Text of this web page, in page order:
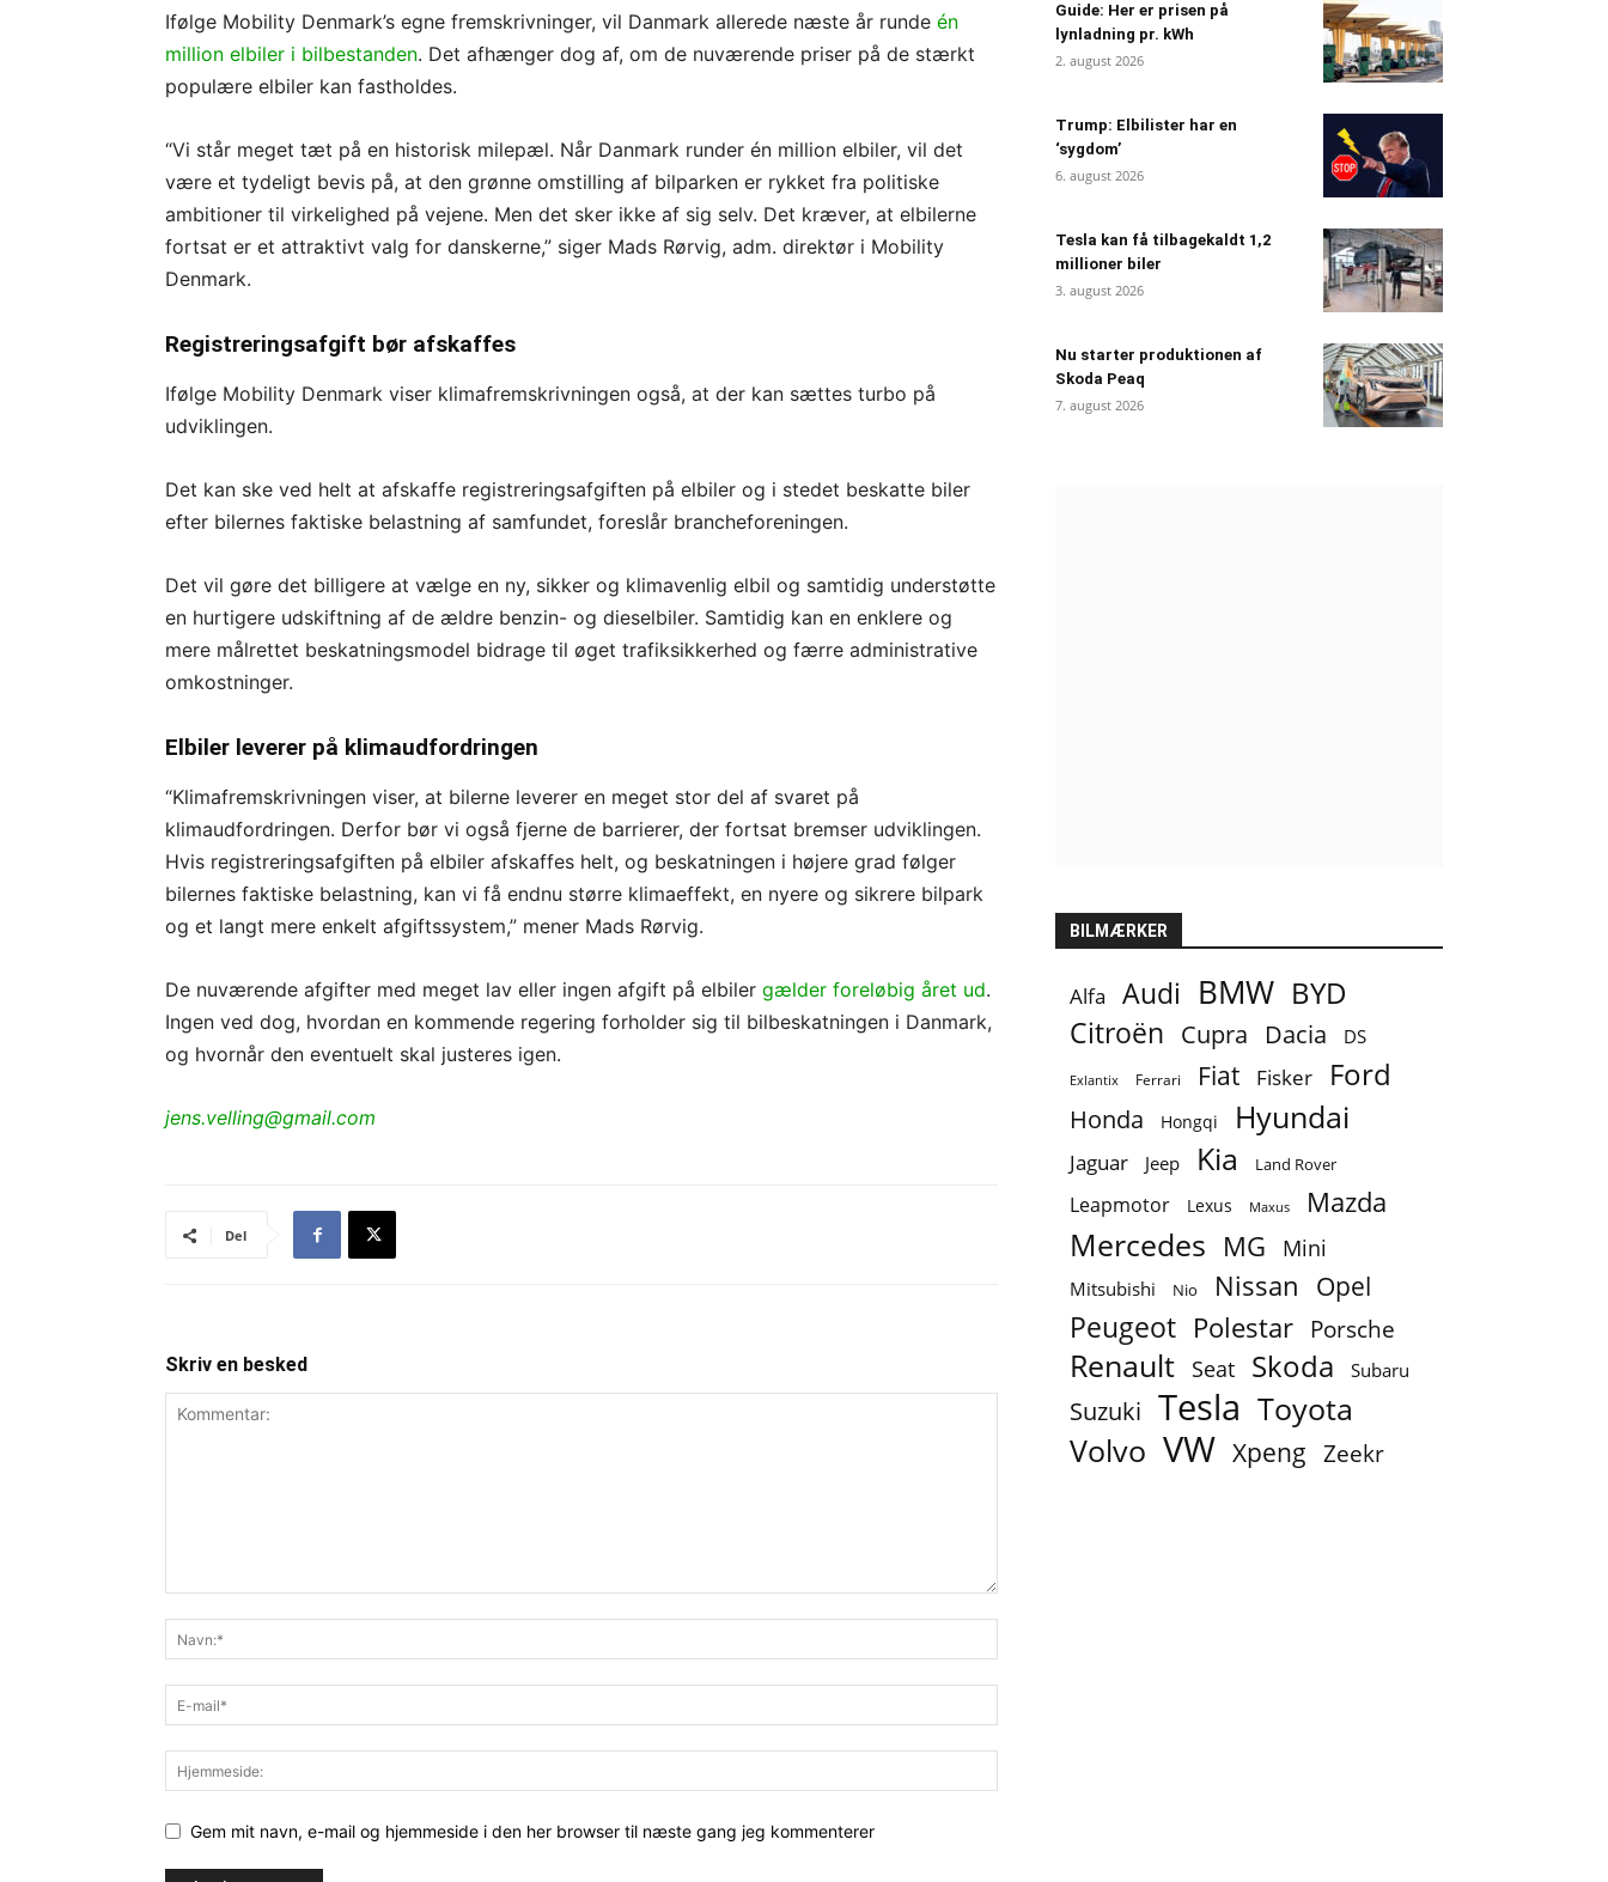
Ifølge Mobility Denmark’s egne fremskrivninger, vil Danmark allerede næste år runde én
million elbiler i bilbestanden. Det afhænger dog af, om de nuværende priser på de stærkt
populære elbiler kan fastholdes.
“Vi står meget tæt på en historisk milepæl. Når Danmark runder én million elbiler, vil det
være et tydeligt bevis på, at den grønne omstilling af bilparken er rykket fra politiske
ambitioner til virkelighed på vejene. Men det sker ikke af sig selv. Det kræver, at elbilerne
fortsat er et attraktivt valg for danskerne,” siger Mads Rørvig, adm. direktør i Mobility
Denmark.
Registreringsafgift bør afskaffes
Ifølge Mobility Denmark viser klimafremskrivningen også, at der kan sættes turbo på
udviklingen.
Det kan ske ved helt at afskaffe registreringsafgiften på elbiler og i stedet beskatte biler
efter bilernes faktiske belastning af samfundet, foreslår brancheforeningen.
Det vil gøre det billigere at vælge en ny, sikker og klimavenlig elbil og samtidig understøtte
en hurtigere udskiftning af de ældre benzin- og dieselbiler. Samtidig kan en enklere og
mere målrettet beskatningsmodel bidrage til øget trafiksikkerhed og færre administrative
omkostninger.
Elbiler leverer på klimaudfordringen
“Klimafremskrivningen viser, at bilerne leverer en meget stor del af svaret på
klimaudfordringen. Derfor bør vi også fjerne de barrierer, der fortsat bremser udviklingen.
Hvis registreringsafgiften på elbiler afskaffes helt, og beskatningen i højere grad følger
bilernes faktiske belastning, kan vi få endnu større klimaeffekt, en nyere og sikrere bilpark
og et langt mere enkelt afgiftssystem,” mener Mads Rørvig.
De nuværende afgifter med meget lav eller ingen afgift på elbiler gælder foreløbig året ud.
Ingen ved dog, hvordan en kommende regering forholder sig til bilbeskatningen i Danmark,
og hvornår den eventuelt skal justeres igen.
jens.velling@gmail.com
Del
Skriv en besked
Gem mit navn, e-mail og hjemmeside i den her browser til næste gang jeg kommenterer
Guide: Her er prisen på
lynladning pr. kWh
2. august 2026
Trump: Elbilister har en
‘sygdom’
6. august 2026
Tesla kan få tilbagekaldt 1,2
millioner biler
3. august 2026
Nu starter produktionen af
Skoda Peaq
7. august 2026
BILMÆRKER
Alfa Audi BMW BYD
Citroën Cupra Dacia DS
Exlantix Ferrari Fiat Fisker Ford
Honda Hongqi Hyundai
Jaguar Jeep Kia Land Rover
Leapmotor Lexus Maxus Mazda
Mercedes MG Mini
Mitsubishi Nio Nissan Opel
Peugeot Polestar Porsche
Renault Seat Skoda Subaru
Suzuki Tesla Toyota
Volvo VW Xpeng Zeekr